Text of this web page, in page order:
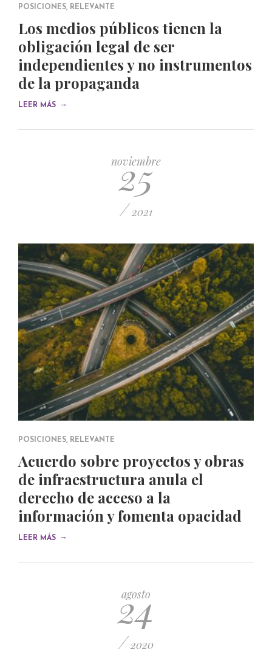
POSICIONES, RELEVANTE
Los medios públicos tienen la
obligación legal de ser
independientes y no instrumentos
de la propaganda
LEER MÁS →
noviembre
25
/ 2021
POSICIONES, RELEVANTE
Acuerdo sobre proyectos y obras
de infraestructura anula el
derecho de acceso a la
información y fomenta opacidad
LEER MÁS →
agosto
24
/ 2020